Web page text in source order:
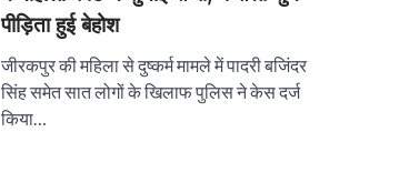
पीड़िता हुई बेहोश
जीरकपुर की महिला से दुष्कर्म मामले में पादरी बजिंदर
सिंह समेत सात लोगों के खिलाफ पुलिस ने केस दर्ज
किया…